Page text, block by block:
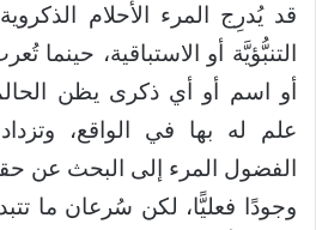
قد يُدرِج المرء الأحلام
التنبُّؤيَّة أو الاستباقية،
أو اسم أو أي ذكرى يظن الحالم
علم له بها في الواقع،
الفضول المرء إلى البحث عن
وجودًا فعليًّا، لكن سُرعان ما